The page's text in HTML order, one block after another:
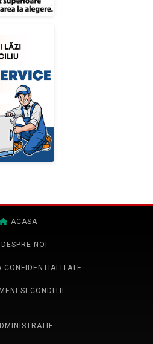
ACASA
DESPRE NOI
CONFIDENTIALITATE
SI CONDITII